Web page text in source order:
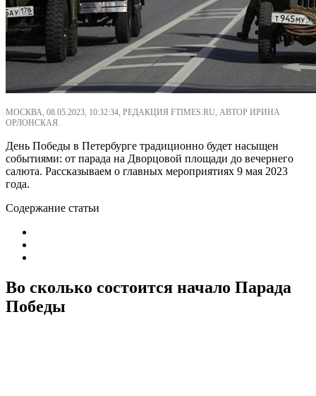
МОСКВА, 08.05.2023, 10:32:34, РЕДАКЦИЯ FTIMES.RU, АВТОР ИРИНА
ОРЛОНСКАЯ.
День Победы в Петербурге традиционно будет насыщен
событиями: от парада на Дворцовой площади до вечернего
салюта. Рассказываем о главных мероприятиях 9 мая 2023
года.
Содержание статьи
Во сколько состоится начало Парада
Победы